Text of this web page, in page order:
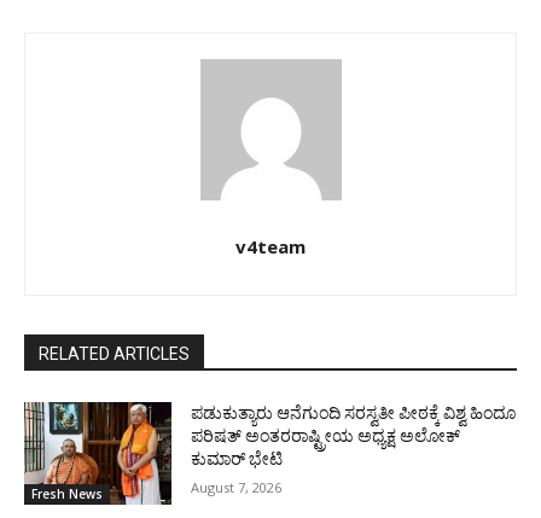
v4team
RELATED ARTICLES
Fresh News
ಪಡುಕುತ್ಯಾರು ಆನೆಗುಂದಿ ಸರಸ್ವತೀ ಪೀಠಕ್ಕೆ ವಿಶ್ವ ಹಿಂದೂ
ಪರಿಷತ್ ಅಂತರರಾಷ್ಟ್ರೀಯ ಅಧ್ಯಕ್ಷ ಅಲೋಕ್
ಕುಮಾರ್ ಭೇಟಿ
August 7, 2026